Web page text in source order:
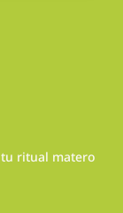
ritual matero